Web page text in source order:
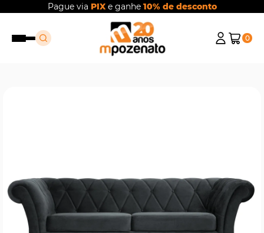
Pague via PIXe ganhe 10% de desconto
0